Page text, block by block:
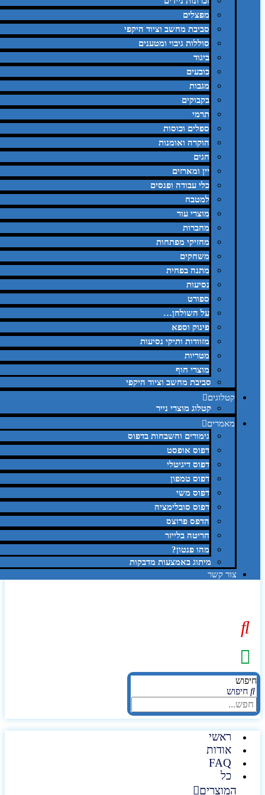
מפצלים
סביבת מחשב וציוד היקפי
סוללות גיבוי ומטענים
ביגוד
כובעים
מגבות
בקבוקים
תרמי
ספלים וכוסות
הוקרה ואומנות
חגים
יין ומארזים
כלי עבודה ופנסים
למטבח
מוצרי עור
מחברות
מחזיקי מפתחות
משחקים
מתנה בפחית
נסיעות
ספורט
על השולחן…
פינוק וספא
מזוודות ותיקי נסיעות
מטריות
מוצרי חוף
סביבת מחשב וציוד היקפי
קטלוגים
קטלוג מוצרי נייר
מאמרים
גימורים והשבחות בדפוס
דפוס אופסט
דפוס דיגיטלי
דפוס טמפון
דפוס משי
דפוס סובלימציה
הדפס פרוצס
חריטה בלייזר
מהו פנטון?
מיתוג באמצעות מדבקות
צור קשר
חיפוש
ראשי
אודות
FAQ
כל
המוצרים